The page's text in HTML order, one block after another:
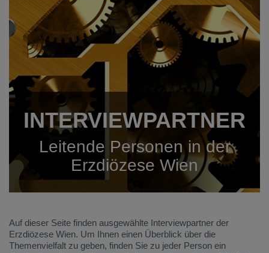
INTERVIEW­PARTNER
Leitende Personen in der
Erzdiözese Wien
Auf dieser Seite finden ausgewählte Interviewpartner der
Erzdiözese Wien. Um Ihnen einen Überblick über die
Themenvielfalt zu geben, finden Sie zu jeder Person ein